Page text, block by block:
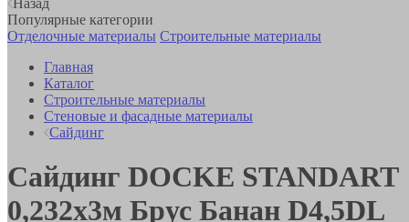
Популярные категории
Отделочные материалы Строительные материалы
Главная
Каталог
Строительные материалы
Стеновые и фасадные материалы
Сайдинг
Сайдинг DOCKE STANDART
0,232х3м Брус Банан D4,5DL